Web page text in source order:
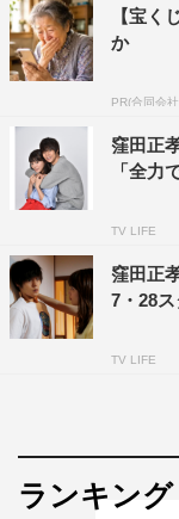
【宝く
か
PR(合同会
窪田正
「全力
TV LIFE
窪田正
7・28
TV LIFE
ランキング